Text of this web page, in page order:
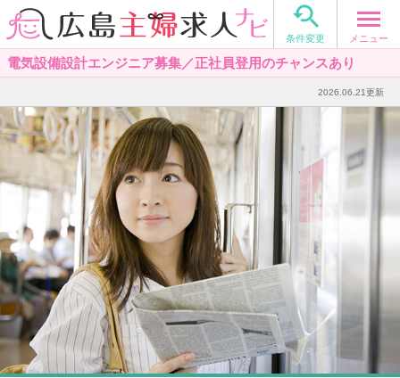

条件変更 メニュー
電気設備設計エンジニア募集／正社員登用のチャンスあり
2026.06.21更新